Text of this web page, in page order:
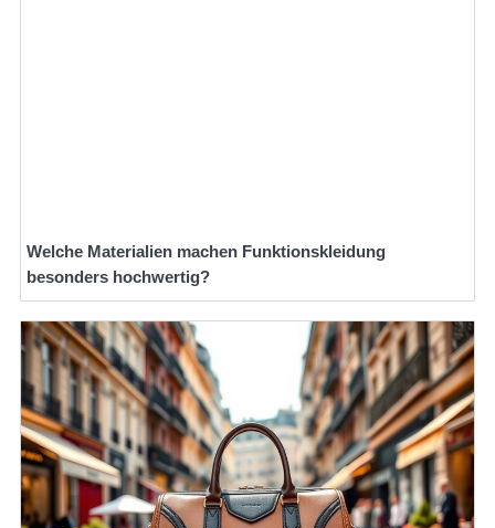
Welche Materialien machen Funktionskleidung
besonders hochwertig?